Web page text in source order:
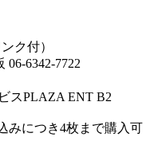
ク付）
6342-7722
スPLAZA ENT B2
みにつき4枚まで購入可